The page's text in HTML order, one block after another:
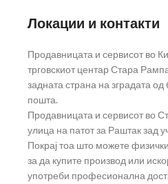
Локации и контакти
Продавницата и сервисот во
трговскиот центар Стара
задната страна на зградата
пошта.
Продавницата и сервисот во
улица на патот за Раштак зад
Покрај тоа што можете
за да купите производ или
употреби професионална